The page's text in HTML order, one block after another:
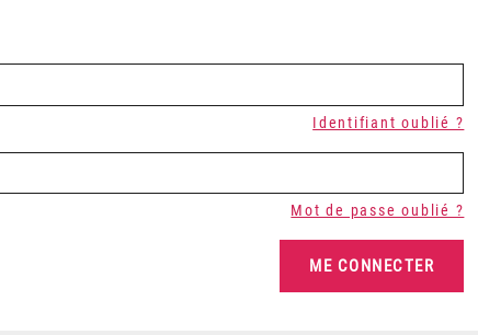
Identifiant oublié ?
Mot de passe oublié ?